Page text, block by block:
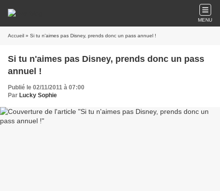
MENU
Accueil » Si tu n'aimes pas Disney, prends donc un pass annuel !
Si tu n'aimes pas Disney, prends donc un pass
annuel !
Publié le 02/11/2011 à 07:00
Par Lucky Sophie